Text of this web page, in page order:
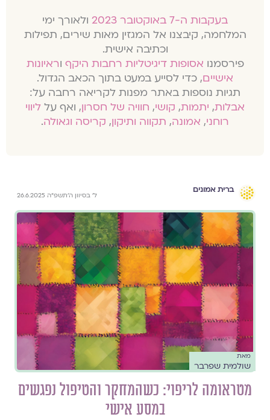
בעקבות ה-7 באוקטובר 2023
ולאורך ימי
המלחמה, קיבצנו אל המגזין מאות שירים, תפילות
וכתיבה אישית.
פירסמנו אסופות דיגיטליות רחבות היקףוראיונות
אישיים, כדי לסייע במעט בתוך הכאב הגדול.
תגיות נוספות באתר מפנות לקריאה רחבה על:
אבלות, יתמות, קושי, חוויה של חסרון, ואף על ליווי
רוחני, אמונה, תקווה ותיקון, קריסה וגאולה.
ברית אמונים
ל׳ בסיוון ה׳תשפ״ה 26.6.2025
מאת
שולמית שפרבר
מטראומה לריפוי: כשהמחקר והטיפול נפגשים
במסע אישי